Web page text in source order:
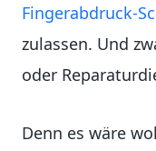
Fingerabdruck-
zulassen. Und
oder
Denn es wäre